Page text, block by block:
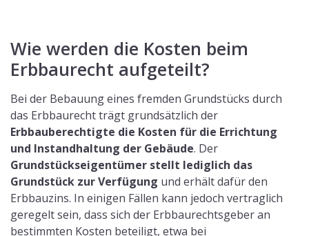
Wie werden die Kosten beim
Erbbaurecht aufgeteilt?
Bei der Bebauung eines fremden Grundstücks durch
das Erbbaurecht trägt grundsätzlich der
Erbbauberechtigte die Kosten für die Errichtung
und Instandhaltung der Gebäude. Der
Grundstückseigentümer stellt lediglich das
Grundstück zur Verfügung und erhält dafür den
Erbbauzins. In einigen Fällen kann jedoch vertraglich
geregelt sein, dass sich der Erbbaurechtsgeber an
bestimmten Kosten beteiligt, etwa bei